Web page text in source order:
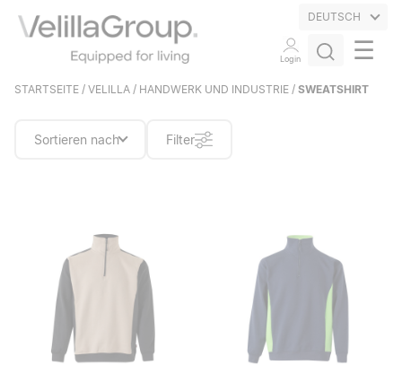
DEUTSCH
Login ☰
STARTSEITE / VELILLA / HANDWERK UND INDUSTRIE / SWEATSHIRT
Sortieren nach Filter